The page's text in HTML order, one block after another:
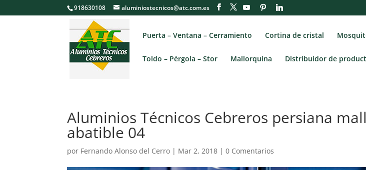
918630108 aluminiostecnicos@atc.com.es
Puerta – Ventana – Cerramiento Cortina de cristal
Toldo – Pérgola – Stor Mallorquina Distribuidor de
Aluminios Técnicos Cebreros persiana
abatible 04
por Fernando Alonso del Cerro | Mar 2, 2018 |0 Comentarios